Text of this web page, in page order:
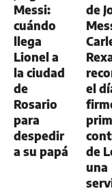
Messi:
cuándo
llega
Lionel a
la ciudad
de
Rosario
para
despedir
a su papá
de
el
de
una